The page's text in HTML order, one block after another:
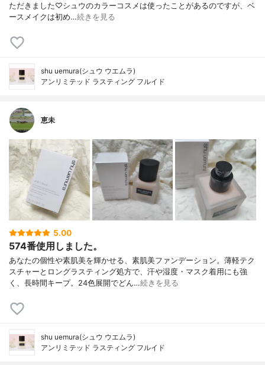
ただきました♡シュウのカラーコスメは使ったことがあるのですが、ベ
ースメイクは初め…続きを見る
shu uemura(シュウ ウエムラ)
アンリミテッド ラスティング フルイド
恵未
5.00
574番使用しました。
あなたの個性や素肌美を輝かせる、素肌美ファンデーション。薄軽テク
スチャーとロングラスティング処方で、汗や湿度・マスク着用にも強
く、長時間キープ。24色展開でどん…続きを見る
shu uemura(シュウ ウエムラ)
アンリミテッド ラスティング フルイド